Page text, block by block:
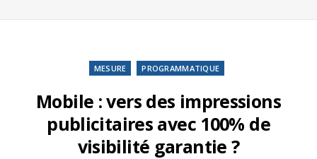
MESURE PROGRAMMATIQUE
Mobile : vers des impressions
publicitaires avec 100% de
visibilité garantie ?